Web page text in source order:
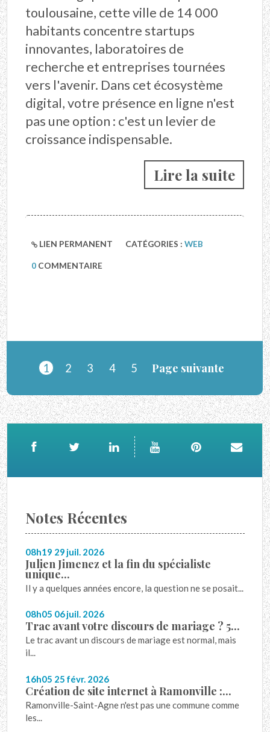
toulousaine, cette ville de 14 000
habitants concentre startups
innovantes, laboratoires de
recherche et entreprises tournées
vers l'avenir. Dans cet écosystème
digital, votre présence en ligne n'est
pas une option : c'est un levier de
croissance indispensable.
Lire la suite
LIEN PERMANENT CATÉGORIES : WEB
0 COMMENTAIRE
1 2 3 4 5 Page suivante
Notes Récentes
08h19 29 juil. 2026
Julien Jimenez et la fin du spécialiste
unique...
Il y a quelques années encore, la question ne se posait...
08h05 06juil. 2026
Trac avant votre discours de mariage ? 5...
Le trac avant un discours de mariage est normal, mais
il...
16h05 25 févr. 2026
Création de site internet à Ramonville :...
Ramonville-Saint-Agne n'est pas une commune comme
les...